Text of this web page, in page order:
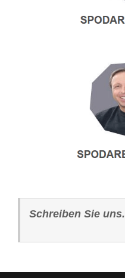
Schreiben Sie uns.